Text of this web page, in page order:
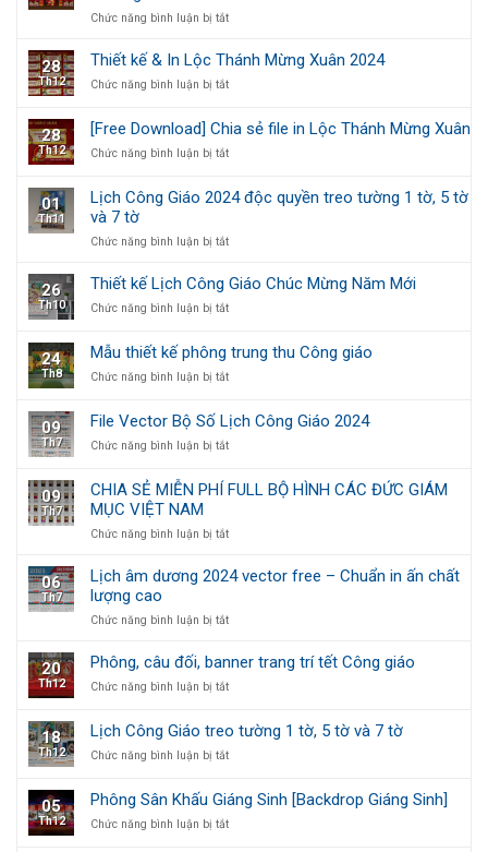
file
kế
số
mắn
Mừng
Mới
Chức năng bình luận bị tắtở
Đối
Tết
Công
–
gắn
Tết
28
Th12
Thiết kế & In Lộc Thánh Mừng Xuân 2024
Chức năng bình luận bị tắtở
&
In
Thánh
Mừng
2024
28
Th12
[Free Download] Chia sẻ file in Lộc Thánh Mừng Xuân
Chức năng bình luận bị tắtở
Download]
Chia
file
Lộc
Thánh
Mừng
01
Th11
Lịch Công Giáo 2024 độc quyền treo tường 1 tờ, 5 tờ
và 7 tờ
Chức năng bình luận bị tắtở
Công
Giáo
2024
quyền
tường
tờ,
5
tờ
7
26
Th10
Thiết kế Lịch Công Giáo Chúc Mừng Năm Mới
Chức năng bình luận bị tắtở
Lịch
Công
Chúc
Mừng
Năm
24
Th8
Mẫu thiết kế phông trung thu Công giáo
Chức năng bình luận bị tắtở
kế
phông
thu
Công
09
Th7
File Vector Bộ Số Lịch Công Giáo 2024
Chức năng bình luận bị tắtở
Bộ
Lịch
Giáo
2024
09
Th7
CHIA SẺ MIỄN PHÍ FULL BỘ HÌNH CÁC ĐỨC GIÁM
MỤC VIỆT NAM
Chức năng bình luận bị tắtở
SẺ
MIỄN
FULL
ĐỨC
MỤC
NAM
06
Th7
Lịch âm dương 2024 vector free – Chuẩn in ấn chất
lượng cao
Chức năng bình luận bị tắtở
dương
2024
free
Chuẩn
ấn
chất
lượng
20
Th12
Phông, câu đối, banner trang trí tết Công giáo
Chức năng bình luận bị tắtở
đối,
banner
trí
tết
Công
18
Th12
Lịch Công Giáo treo tường 1 tờ, 5 tờ và 7 tờ
Chức năng bình luận bị tắtở
Giáo
treo
05
Th12
Phông Sân Khấu Giáng Sinh [Backdrop Giáng Sinh]
Chức năng bình luận bị tắtở